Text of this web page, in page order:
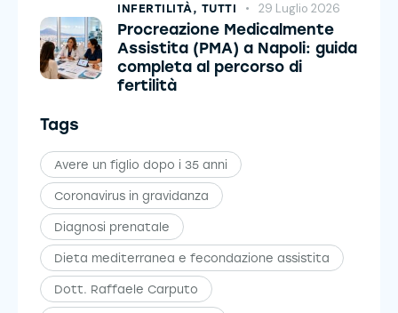
INFERTILITÀ, TUTTI 29 Luglio 2026
Procreazione Medicalmente
Assistita (PMA) a Napoli: guida
completa al percorso di
fertilità
Tags
Avere un figlio dopo i 35 anni
Coronavirus in gravidanza
Diagnosi prenatale
Dieta mediterranea e fecondazione assistita
Dott. Raffaele Carputo